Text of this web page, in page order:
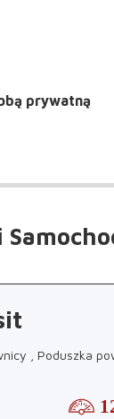
prywatną
, Poduszka